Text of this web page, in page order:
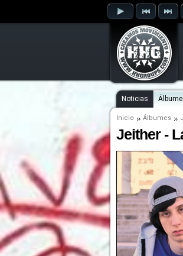
Noticias
Inicio Álbumes
Jeither -